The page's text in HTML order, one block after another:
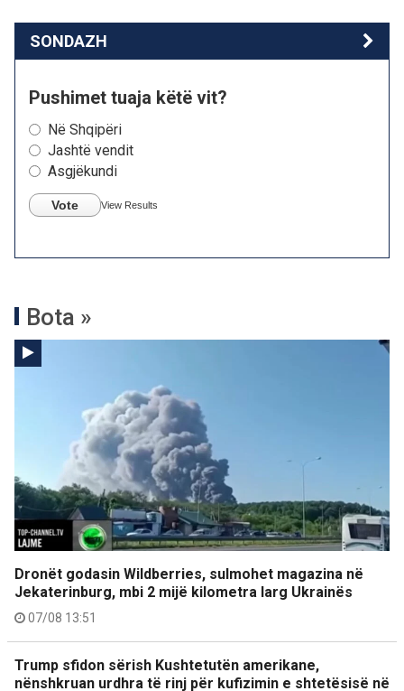
SONDAZH
Pushimet tuaja këtë vit?
Në Shqipëri
Jashtë vendit
Asgjëkundi
Vote View Results
Bota »
Dronët godasin Wildberries, sulmohet magazina në
Jekaterinburg, mbi 2 mijë kilometra larg Ukrainës
07/08 13:51
Trump sfidon sërish Kushtetutën amerikane,
nënshkruan urdhra të rinj për kufizimin e shtetësisë në